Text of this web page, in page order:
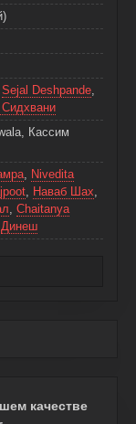
Sejal Deshpande,
Кассим
, Nivedita
, Наваб Шах,
, Chaitanya
Динеш
качестве